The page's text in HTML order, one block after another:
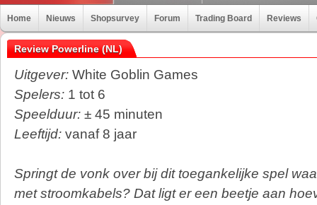
Home Nieuws Shopsurvey Forum Trading Board Reviews
Review Powerline (NL)
Uitgever: White Goblin Games
Spelers: 1 tot 6
Speelduur: ± 45 minuten
Leeftijd: vanaf 8 jaar
Springt de vonk over bij dit toegankelijke spel
met stroomkabels? Dat ligt er een beetje aan